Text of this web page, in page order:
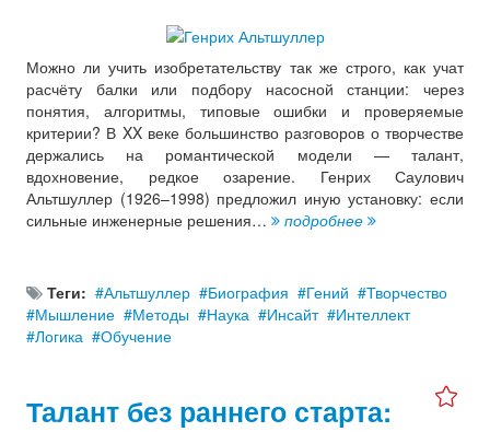
Можно ли учить изобретательству так же строго, как учат
расчёту балки или подбору насосной станции: через
понятия, алгоритмы, типовые ошибки и проверяемые
критерии? В XX веке большинство разговоров о творчестве
держались на романтической модели — талант,
вдохновение, редкое озарение. Генрих Саулович
Альтшуллер (1926–1998) предложил иную установку: если
сильные инженерные решения…
подробнее
Теги: Альтшуллер Биография Гений
Творчество
Мышление
Методы Наука Инсайт
Интеллект
Логика
Обучение
Талант без раннего старта: